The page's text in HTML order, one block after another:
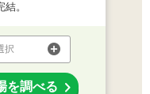
。
択
を調べる